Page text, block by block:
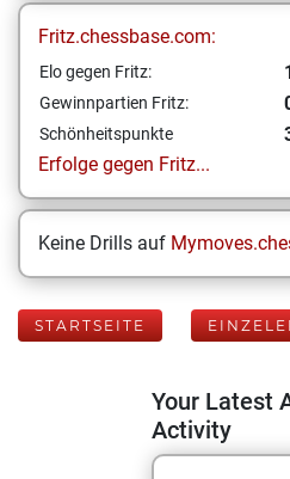
Fritz.chessbase.com:
Elo gegen Fritz:
Gewinnpartien Fritz:
Schönheitspunkte
Erfolge gegen Fritz...
Keine Drills auf
STARTSEITE
Your Latest
Activity